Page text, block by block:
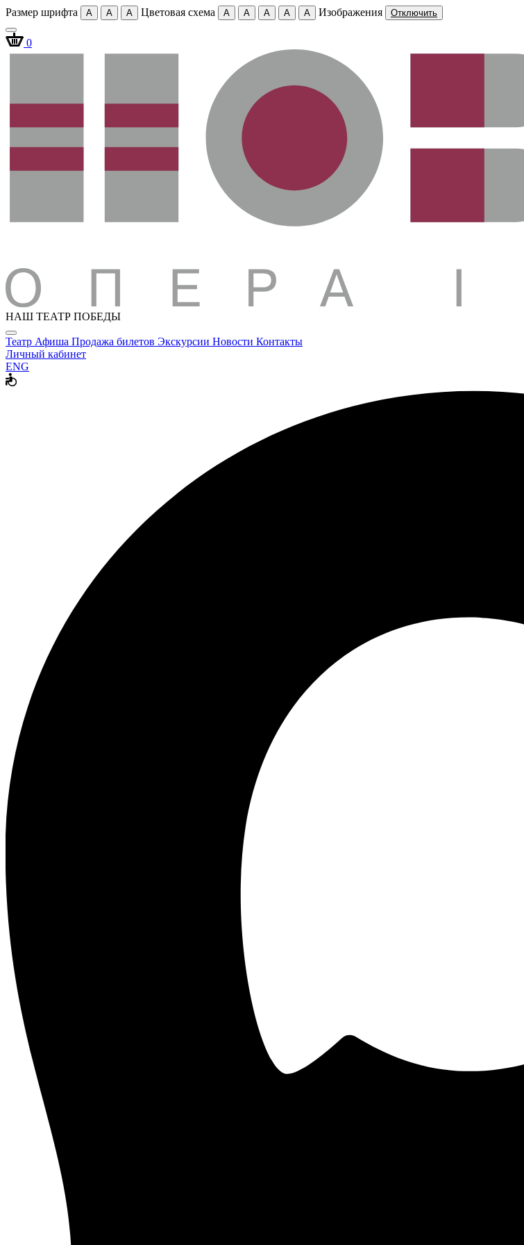
Размер шрифта A A A Цветовая схема A A A A A Изображения Отключить
0
НАШ ТЕАТР ПОБЕДЫ
Театр Афиша Продажа билетов Экскурсии Новости Контакты
Личный кабинет
ENG